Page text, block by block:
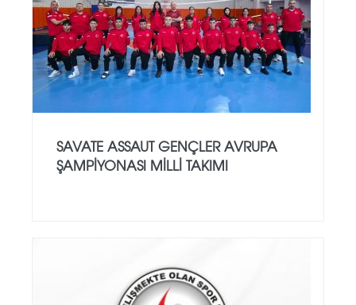
SAVATE ASSAUT GENÇLER AVRUPA
ŞAMPİYONASI MİLLİ TAKIMI